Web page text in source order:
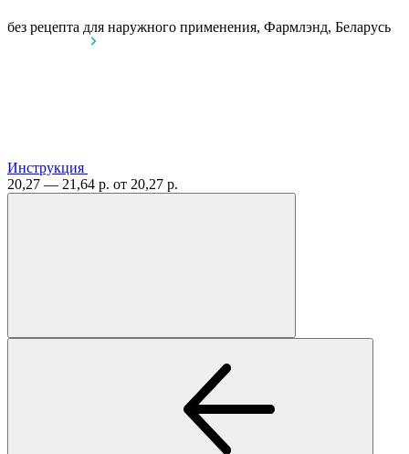
без рецепта для наружного применения, Фармлэнд, Беларусь
Инструкция
20,27 — 21,64 р. от 20,27 р.